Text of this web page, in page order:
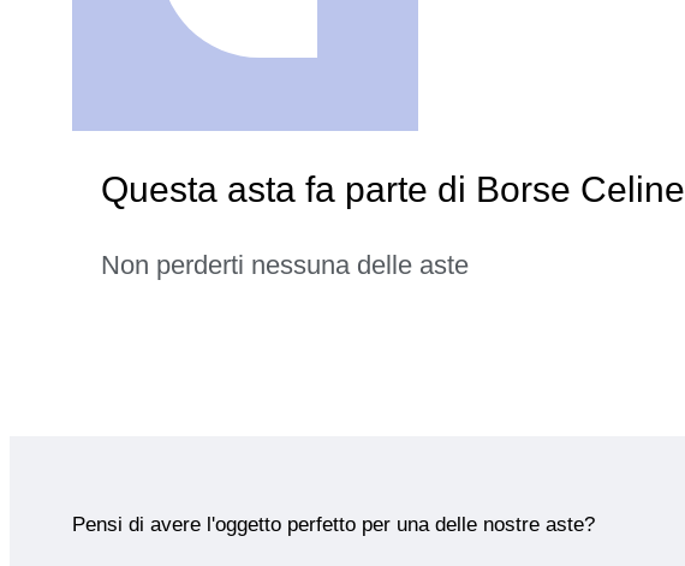
Questa asta fa parte di Borse Celine
Non perderti nessuna delle aste
Pensi di avere l'oggetto perfetto per una delle nostre aste?